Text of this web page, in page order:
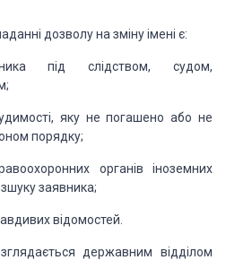
дозволу на зміну імені є:
під слідством, судом,
яку не погашено або не
порядку;
органів іноземних
заявника;
відомостей.
державним відділом